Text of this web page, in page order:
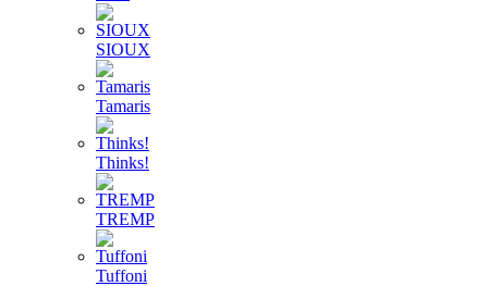
SIOUX
Tamaris
Thinks!
TREMP
Tuffoni